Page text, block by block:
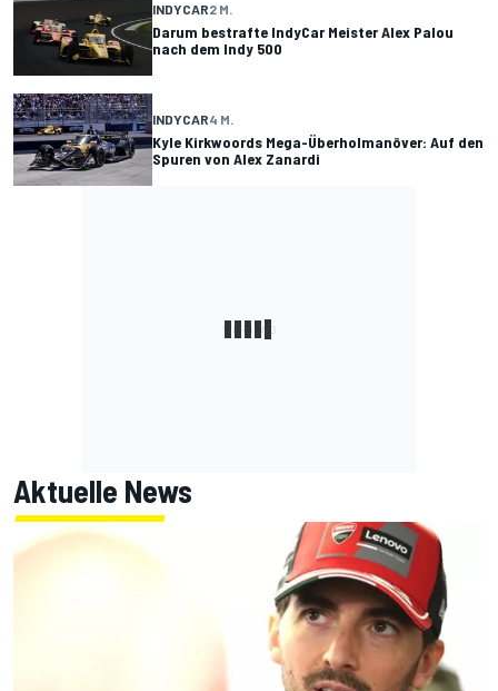
INDYCAR2 M.
Darum bestrafte IndyCar Meister Alex Palou
nach dem Indy 500
INDYCAR4 M.
Kyle Kirkwoords Mega-Überholmanöver: Auf den
Spuren von Alex Zanardi
Aktuelle News